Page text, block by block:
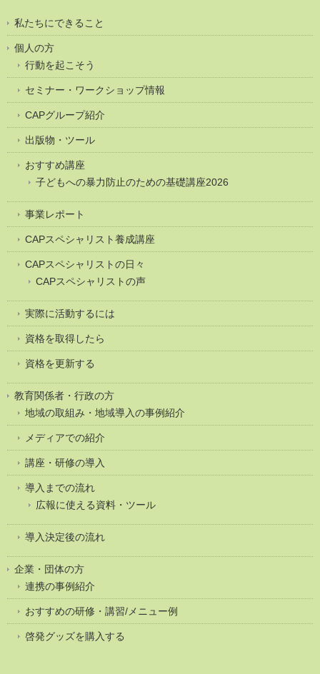
私たちにできること
個人の方
行動を起こそう
セミナー・ワークショップ情報
CAPグループ紹介
出版物・ツール
おすすめ講座
子どもへの暴力防止のための基礎講座2026
事業レポート
CAPスペシャリスト養成講座
CAPスペシャリストの日々
CAPスペシャリストの声
実際に活動するには
資格を取得したら
資格を更新する
教育関係者・行政の方
地域の取組み・地域導入の事例紹介
メディアでの紹介
講座・研修の導入
導入までの流れ
広報に使える資料・ツール
導入決定後の流れ
企業・団体の方
連携の事例紹介
おすすめの研修・講習/メニュー例
啓発グッズを購入する